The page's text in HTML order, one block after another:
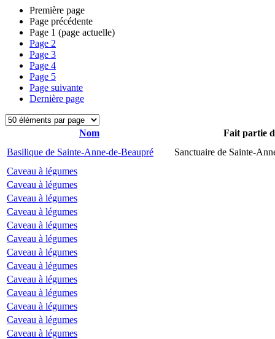
Première page
Page précédente
Page 1 (page actuelle)
Page 2
Page 3
Page 4
Page 5
Page suivante
Dernière page
Nom
Fait partie
Basilique de Sainte-Anne-de-Beaupré
Sanctuaire de Sainte-
Caveau à légumes
Caveau à légumes
Caveau à légumes
Caveau à légumes
Caveau à légumes
Caveau à légumes
Caveau à légumes
Caveau à légumes
Caveau à légumes
Caveau à légumes
Caveau à légumes
Caveau à légumes
Caveau à légumes